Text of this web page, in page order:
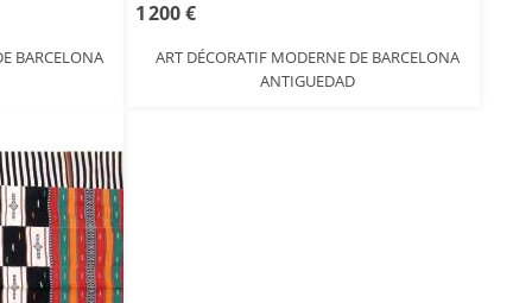
BARCELONA
1 200 €
ART DÉCORATIF MODERNE DE BARCELONA
ANTIGUEDAD